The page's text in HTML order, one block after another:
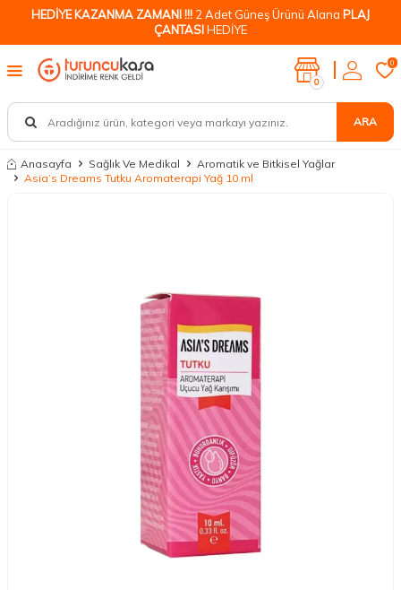
HEDİYE KAZANMA ZAMANI !!! 2 Adet Güneş Ürünü Alana PLAJ
ÇANTASIHEDİYE
ARA
0
0
Anasayfa Sağlık Ve Medikal
Aromatik ve Bitkisel Yağlar
Asia’s Dreams Tutku Aromaterapi Yağ 10 ml